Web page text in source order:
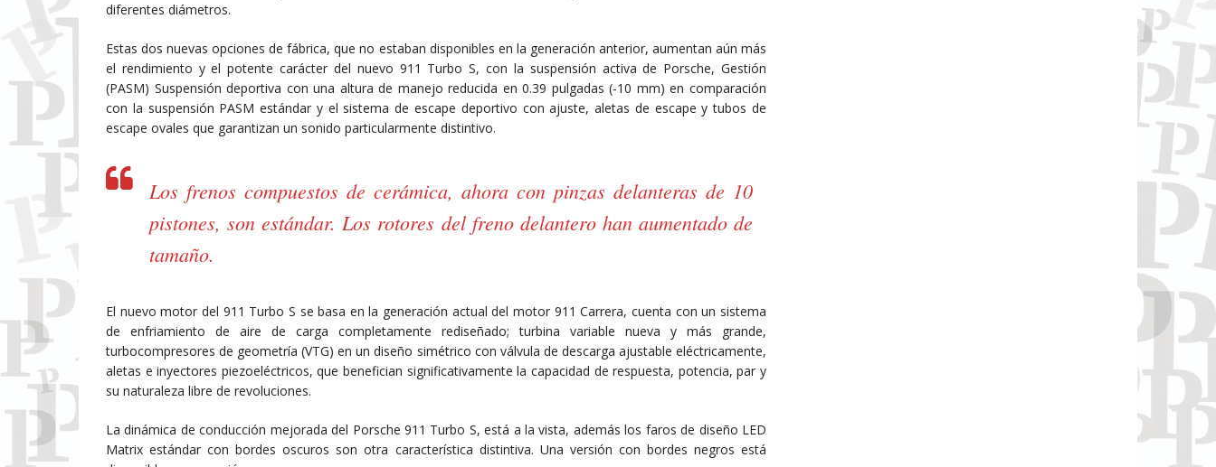
diferentes diámetros.
Estas dos nuevas opciones de fábrica, que no estaban disponibles en la generación anterior, aumentan aún más
el rendimiento y el potente carácter del nuevo 911 Turbo S, con la suspensión activa de Porsche, Gestión
(PASM) Suspensión deportiva con una altura de manejo reducida en 0.39 pulgadas (-10 mm) en comparación
con la suspensión PASM estándar y el sistema de escape deportivo con ajuste, aletas de escape y tubos de
escape ovales que garantizan un sonido particularmente distintivo.
Los frenos compuestos de cerámica, ahora con pinzas delanteras de 10
pistones, son estándar. Los rotores del freno delantero han aumentado de
tamaño.
El nuevo motor del 911 Turbo S se basa en la generación actual del motor 911 Carrera, cuenta con un sistema
de enfriamiento de aire de carga completamente rediseñado; turbina variable nueva y más grande,
turbocompresores de geometría (VTG) en un diseño simétrico con válvula de descarga ajustable eléctricamente,
aletas e inyectores piezoeléctricos, que benefician significativamente la capacidad de respuesta, potencia, par y
su naturaleza libre de revoluciones.
La dinámica de conducción mejorada del Porsche 911 Turbo S, está a la vista, además los faros de diseño LED
Matrix estándar con bordes oscuros son otra característica distintiva. Una versión con bordes negros está